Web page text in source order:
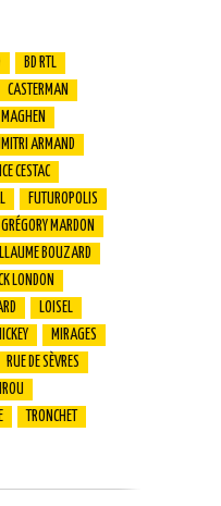
BD RTL
CASTERMAN
ARMAND
CESTAC
FUTUROPOLIS
GRÉGORY MARDON
BOUZARD
LONDON
LOISEL
MIRAGES
RUE DE SÈVRES
TRONCHET